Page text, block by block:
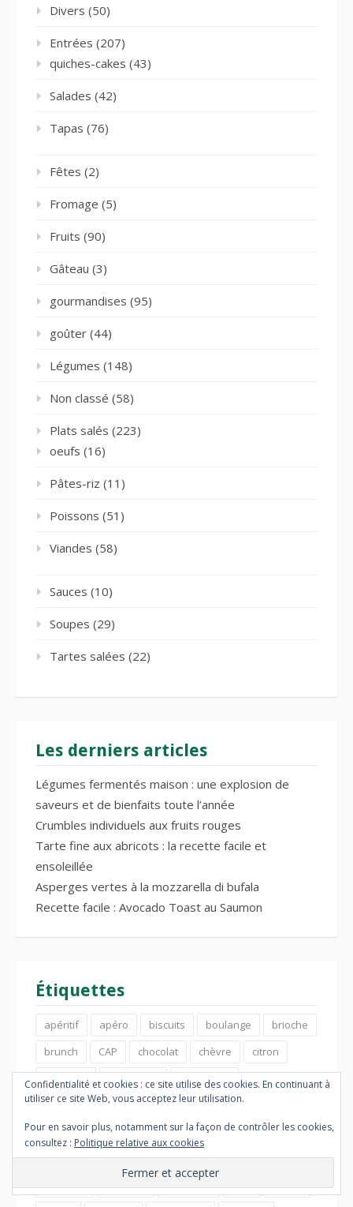
Divers (50)
Entrées (207)
quiches-cakes (43)
Salades (42)
Tapas (76)
Fêtes (2)
Fromage (5)
Fruits (90)
Gâteau (3)
gourmandises (95)
goûter (44)
Légumes (148)
Non classé (58)
Plats salés (223)
oeufs (16)
Pâtes-riz (11)
Poissons (51)
Viandes (58)
Sauces (10)
Soupes (29)
Tartes salées (22)
Les derniers articles
Légumes fermentés maison : une explosion de
saveurs et de bienfaits toute l’année
Crumbles individuels aux fruits rouges
Tarte fine aux abricots : la recette facile et
ensoleillée
Asperges vertes à la mozzarella di bufala
Recette facile : Avocado Toast au Saumon
Étiquettes
apéritif apéro biscuits boulange
brioche
brunch
CAP chocolat chèvre
citron
confiture
conserves
courgettes
crème d'amandes
crème pâtissière
déjeuner
entrée entrées fraises
fruits
gourmandise
gourmandises goûter
gâteau
légumes
myrtilles noisettes noix
oeufs
Confidentialité et cookies : ce site utilise des cookies. En continuant à
utiliser ce site Web, vous acceptez leur utilisation.
Pour en savoir plus, notamment sur la façon de contrôler les cookies,
consultez : Politique relative aux cookies